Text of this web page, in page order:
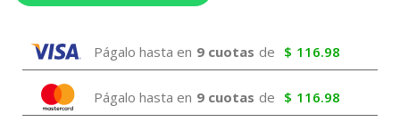
Págalo hasta en 9 cuotas de $ 116.98
Págalo hasta en 9 cuotas de $ 116.98